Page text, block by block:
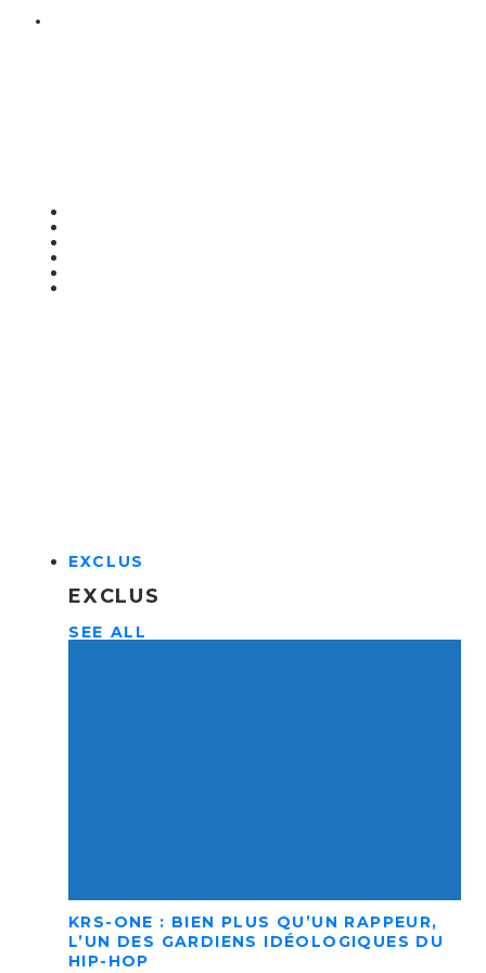
EXCLUS
EXCLUS
SEE ALL
KRS-ONE : BIEN PLUS QU’UN RAPPEUR,
L’UN DES GARDIENS IDÉOLOGIQUES DU
HIP-HOP